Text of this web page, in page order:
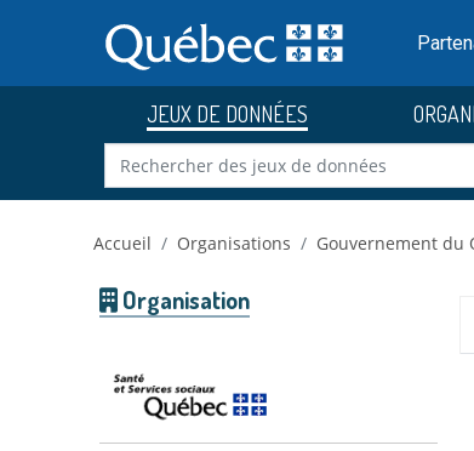
au
contenu
JEUX DE DONNÉES
Accueil Organisations Gouvernement du
Organisation